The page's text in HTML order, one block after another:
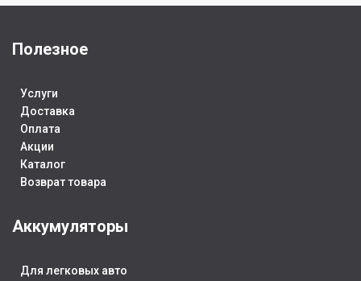
Прямая (L+)
ПУСКОВОЙ ТОК
ГАБАРИТЫ
242x175x190
СТРАНА ИЗГ. Россия
Полезное
Услуги
Доставка
Оплата
Акции
Каталог
Возврат товара
Аккумуляторы
Для легковых авто